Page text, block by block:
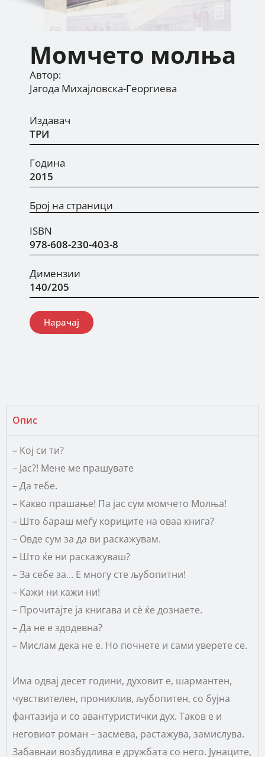
Момчето молња
Автор:
Јагода Михајловска-Георгиева
Издавач
ТРИ
Година
2015
Број на страници
ISBN
978-608-230-403-8
Димензии
140/205
Нарачај
Опис
– Кој си ти?
– Јас?! Мене ме прашувате
– Да тебе.
– Какво прашање! Па јас сум момчето Молња!
– Што бараш меѓу кориците на оваа книга?
– Овде сум за да ви раскажувам.
– Што ќе ни раскажуваш?
– За себе за… Е многу сте љубопитни!
– Кажи ни кажи ни!
– Прочитајте ја книгава и сè ќе дознаете.
– Да не е здодевна?
– Мислам дека не е. Но почнете и сами уверете се.
Има одвај десет години, духовит е, шармантен,
чувствителен, прониклив, љубопитен, со бујна
фантазија и со авантуристички дух. Таков е и
неговиот роман – засмева, растажува, замислува.
Забавнаи возбудлива е дружбата со него. Јунаците,